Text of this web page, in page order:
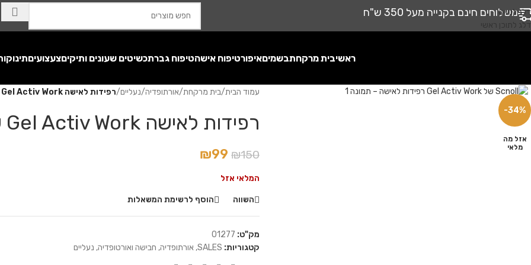
דלג לניווט
דלג לתוכן ראשי
משלוחים חינם בקנייה מעל 350 ש"ח
ראשיבית מרקחתבשמיםאיפורטיפוח אישהטיפוח גברתכשיטים שעונים ותיקיםצעצועים
-34%
אזל מה
מלאי
עמוד הבית/בית מרקחת/אורתופדיה/נעליים/רפידות לאישה Gel Activ Work של Scholl
רפידות לאישה Gel Activ Work של Scholl
₪150
₪99
המלאי אזל
השווה הוסף לרשימת המשאלות
מק"ט: 01277
קטגוריות: SALES
, אורתופדיה, חבישה ואורטופדיה, נעליים